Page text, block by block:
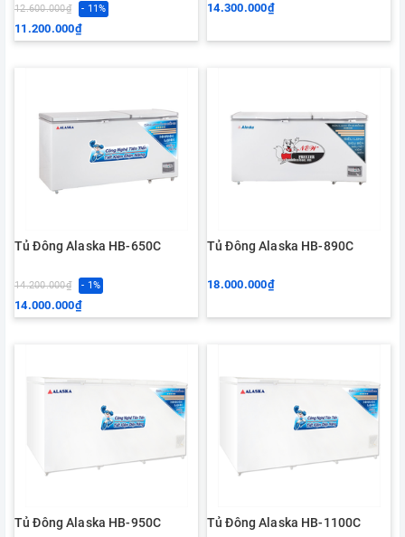
12.600.000₫ - 11%
11.200.000₫
14.300.000₫
Tủ Đông Alaska HB-650C
14.200.000₫ - 1%
14.000.000₫
Tủ Đông Alaska HB-890C
18.000.000₫
Tủ Đông Alaska HB-950C Tủ Đông Alaska HB-1100C